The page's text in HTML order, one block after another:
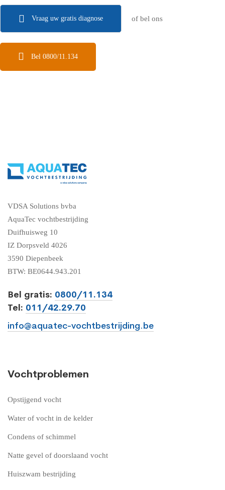
Vraag uw gratis diagnose of bel ons
Bel 0800/11.134
VDSA Solutions bvba
AquaTec vochtbestrijding
Duifhuisweg 10
IZ Dorpsveld 4026
3590 Diepenbeek
BTW: BE0644.943.201
Bel gratis: 0800/11.134
Tel: 011/42.29.70
info@aquatec-vochtbestrijding.be
Vochtproblemen
Opstijgend vocht
Water of vocht in de kelder
Condens of schimmel
Natte gevel of doorslaand vocht
Huiszwam bestrijding